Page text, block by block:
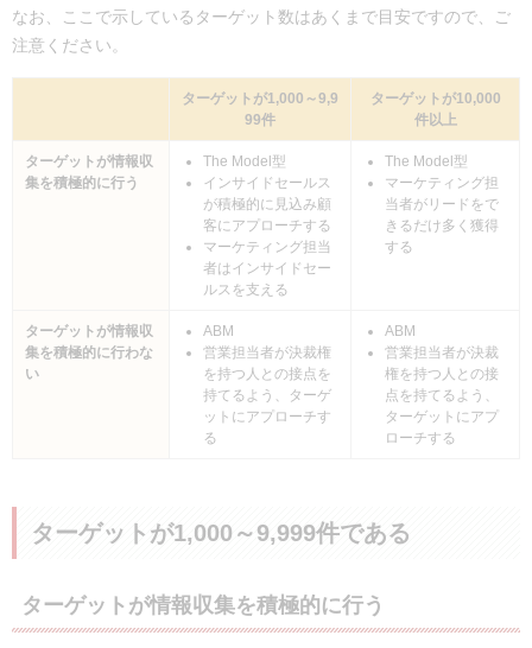
なお、ここで示しているターゲット数はあくまで目安ですので、ご
注意ください。
ターゲットが1,000～9,9
99件
ターゲットが10,000
件以上
ターゲットが情報収
集を積極的に行う
The Model型
インサイドセールス
が積極的に見込み顧
客にアプローチする
マーケティング担当
者はインサイドセー
ルスを支える
The Model型
マーケティング担
当者がリードをで
きるだけ多く獲得
する
ターゲットが情報収
集を積極的に行わな
い
ABM
営業担当者が決裁権
を持つ人との接点を
持てるよう、ターゲ
ットにアプローチす
る
ABM
営業担当者が決裁
権を持つ人との接
点を持てるよう、
ターゲットにアプ
ローチする
ターゲットが1,000～9,999件である
ターゲットが情報収集を積極的に行う